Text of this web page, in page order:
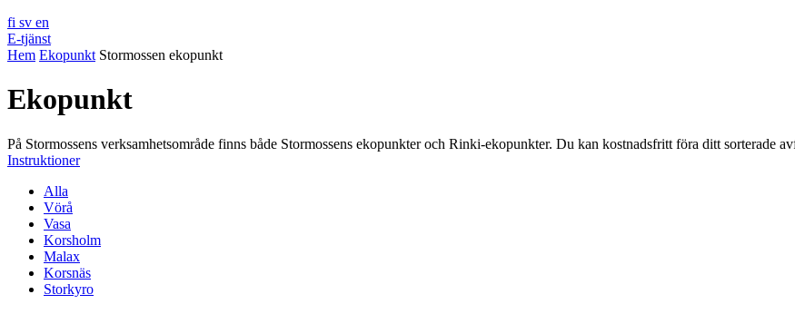
fi sv en
E-tjänst
Hem Ekopunkt Stormossen ekopunkt
Ekopunkt
På Stormossens verksamhetsområde finns både Stormossens ekopunkter och Rinki-ekopunkter. Du kan kostnadsfritt föra ditt sorterade
Instruktioner
Alla
Vörå
Vasa
Korsholm
Malax
Korsnäs
Storkyro